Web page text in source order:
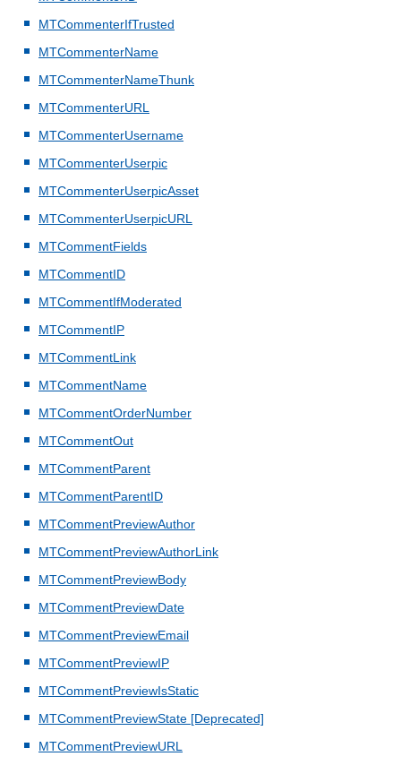
MTCommenterIfTrusted
MTCommenterName
MTCommenterNameThunk
MTCommenterURL
MTCommenterUsername
MTCommenterUserpic
MTCommenterUserpicAsset
MTCommenterUserpicURL
MTCommentFields
MTCommentID
MTCommentIfModerated
MTCommentIP
MTCommentLink
MTCommentName
MTCommentOrderNumber
MTCommentOut
MTCommentParent
MTCommentParentID
MTCommentPreviewAuthor
MTCommentPreviewAuthorLink
MTCommentPreviewBody
MTCommentPreviewDate
MTCommentPreviewEmail
MTCommentPreviewIP
MTCommentPreviewIsStatic
MTCommentPreviewState [Deprecated]
MTCommentPreviewURL